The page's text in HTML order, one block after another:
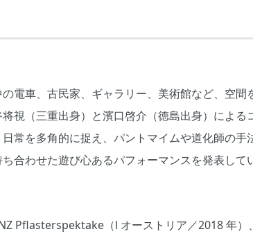
電車、古民家、ギャラリー、美術館など、空間
視（三重出身）と濱口啓介（徳島出身）による
常を多角的に捉え、パントマイムや道化師の手
合わせた遊び心あるパフォーマンスを発表して
Pflasterspektake（l オーストリア／2018 年）、